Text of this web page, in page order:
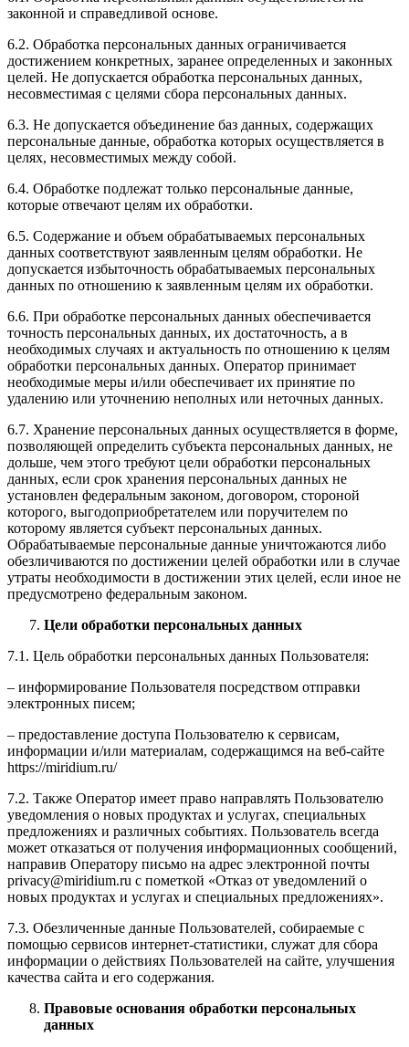
законной и справедливой основе.
6.2. Обработка персональных данных ограничивается
достижением конкретных, заранее определенных и законных
целей. Не допускается обработка персональных данных,
несовместимая с целями сбора персональных данных.
6.3. Не допускается объединение баз данных, содержащих
персональные данные, обработка которых осуществляется в
целях, несовместимых между собой.
6.4. Обработке подлежат только персональные данные,
которые отвечают целям их обработки.
6.5. Содержание и объем обрабатываемых персональных
данных соответствуют заявленным целям обработки. Не
допускается избыточность обрабатываемых персональных
данных по отношению к заявленным целям их обработки.
6.6. При обработке персональных данных обеспечивается
точность персональных данных, их достаточность, а в
необходимых случаях и актуальность по отношению к целям
обработки персональных данных. Оператор принимает
необходимые меры и/или обеспечивает их принятие по
удалению или уточнению неполных или неточных данных.
6.7. Хранение персональных данных осуществляется в форме,
позволяющей определить субъекта персональных данных, не
дольше, чем этого требуют цели обработки персональных
данных, если срок хранения персональных данных не
установлен федеральным законом, договором, стороной
которого, выгодоприобретателем или поручителем по
которому является субъект персональных данных.
Обрабатываемые персональные данные уничтожаются либо
обезличиваются по достижении целей обработки или в случае
утраты необходимости в достижении этих целей, если иное не
предусмотрено федеральным законом.
Цели обработки персональных данных
7.1. Цель обработки персональных данных Пользователя:
– информирование Пользователя посредством отправки
электронных писем;
– предоставление доступа Пользователю к сервисам,
информации и/или материалам, содержащимся на веб-сайте
https://miridium.ru/
7.2. Также Оператор имеет право направлять Пользователю
уведомления о новых продуктах и услугах, специальных
предложениях и различных событиях. Пользователь всегда
может отказаться от получения информационных сообщений,
направив Оператору письмо на адрес электронной почты
privacy@miridium.ru с пометкой «Отказ от уведомлений о
новых продуктах и услугах и специальных предложениях».
7.3. Обезличенные данные Пользователей, собираемые с
помощью сервисов интернет-статистики, служат для сбора
информации о действиях Пользователей на сайте, улучшения
качества сайта и его содержания.
Правовые основания обработки персональных
данных